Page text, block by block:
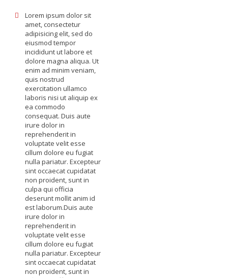
Lorem ipsum dolor sit
amet, consectetur
adipisicing elit, sed do
eiusmod tempor
incididunt ut labore et
dolore magna aliqua. Ut
enim ad minim veniam,
quis nostrud
exercitation ullamco
laboris nisi ut aliquip ex
ea commodo
consequat. Duis aute
irure dolor in
reprehenderit in
voluptate velit esse
cillum dolore eu fugiat
nulla pariatur. Excepteur
sint occaecat cupidatat
non proident, sunt in
culpa qui officia
deserunt mollit anim id
est laborum.Duis aute
irure dolor in
reprehenderit in
voluptate velit esse
cillum dolore eu fugiat
nulla pariatur. Excepteur
sint occaecat cupidatat
non proident, sunt in